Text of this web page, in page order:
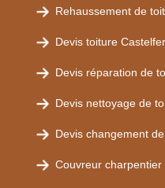
Rehaussement de
Devis toiture
Devis réparation de
Devis nettoyage de
Devis changement
Couvreur charpentier